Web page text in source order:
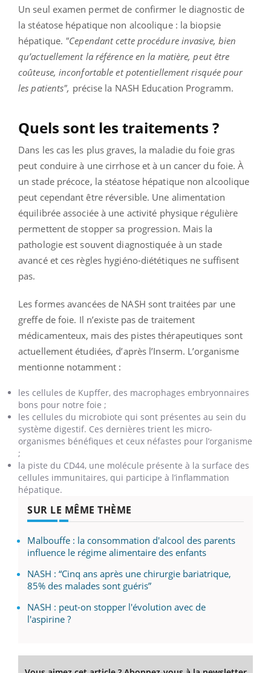
Un seul examen permet de confirmer le diagnostic de
la stéatose hépatique non alcoolique : la biopsie
hépatique. "Cependant cette procédure invasive, bien
qu’actuellement la référence en la matière, peut être
coûteuse, inconfortable et potentiellement risquée pour
les patients", précise la NASH Education Programm.
Quels sont les traitements ?
Dans les cas les plus graves, la maladie du foie gras
peut conduire à une cirrhose et à un cancer du foie. À
un stade précoce, la stéatose hépatique non alcoolique
peut cependant être réversible. Une alimentation
équilibrée associée à une activité physique régulière
permettent de stopper sa progression. Mais la
pathologie est souvent diagnostiquée à un stade
avancé et ces règles hygiéno-diététiques ne suffisent
pas.
Les formes avancées de NASH sont traitées par une
greffe de foie. Il n’existe pas de traitement
médicamenteux, mais des pistes thérapeutiques sont
actuellement étudiées, d’après l’Inserm. L’organisme
mentionne notamment :
les cellules de Kupffer, des macrophages embryonnaires
bons pour notre foie ;
les cellules du microbiote qui sont présentes au sein du
système digestif. Ces dernières trient les micro-
organismes bénéfiques et ceux néfastes pour l’organisme
;
la piste du CD44, une molécule présente à la surface des
cellules immunitaires, qui participe à l’inflammation
hépatique.
SUR LE MÊME THÈME
Malbouffe : la consommation d'alcool des parents
influence le régime alimentaire des enfants
NASH : “Cinq ans après une chirurgie bariatrique,
85% des malades sont guéris”
NASH : peut-on stopper l'évolution avec de
l'aspirine ?